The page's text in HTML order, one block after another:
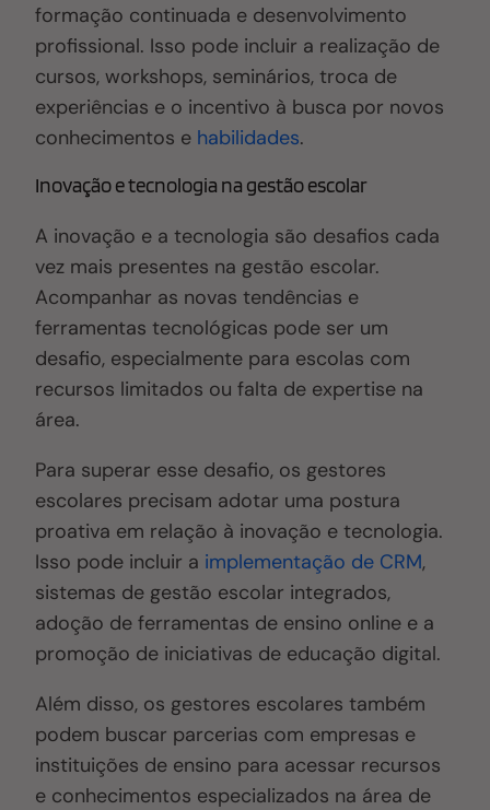
formação continuada e desenvolvimento
profissional. Isso pode incluir a realização de
cursos, workshops, seminários, troca de
experiências e o incentivo à busca por novos
conhecimentos e habilidades.
Inovação e tecnologia na gestão escolar
A inovação e a tecnologia são desafios cada
vez mais presentes na gestão escolar.
Acompanhar as novas tendências e
ferramentas tecnológicas pode ser um
desafio, especialmente para escolas com
recursos limitados ou falta de expertise na
área.
Para superar esse desafio, os gestores
escolares precisam adotar uma postura
proativa em relação à inovação e tecnologia.
Isso pode incluir a implementação de CRM,
sistemas de gestão escolar integrados,
adoção de ferramentas de ensino online e a
promoção de iniciativas de educação digital.
Além disso, os gestores escolares também
podem buscar parcerias com empresas e
instituições de ensino para acessar recursos
e conhecimentos especializados na área de